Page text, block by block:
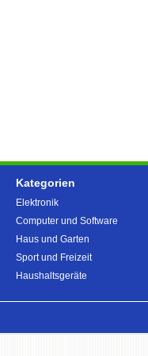
Kategorien
Elektronik
Computer und Software
Haus und Garten
Sport und Freizeit
Haushaltsgeräte